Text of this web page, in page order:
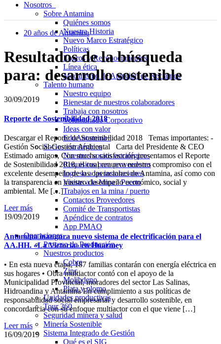
Nosotros
Sobre Antamina
Quiénes somos
Nuestra Historia
Nuevo Marco Estratégico
Políticas
Logros y Reconocimientos
Línea ética
Mecanismo de Atención de Reclamos
Talento humano
Nuestro equipo
Bienestar de nuestros colaboradores
Trabaja con nosotros
Voluntariado Corporativo
Ideas con valor
EduAntamina+
Socios estratégicos
Nuestros socios estratégicos
Requisitos para proveedores
Ingreso a las instalaciones
Visitas a la Mina / Puerto
Trabajos en la mina / puerto
Contactos Proveedores
Comité de Transportistas
Apéndice de contratos
App PMAO
Operaciones
Proceso de Producción
Nuestros productos
Cobre
Zinc
Molibdeno
Plata y plomo
Unidades productivas
Tour 360
Seguridad minera y salud
Minería Sostenible
Sistema Integrado de Gestión
Qué es el SIG
20 años de Antamina
Resultados de la búsqueda
para: desarrollo sostenible
30/09/2019
Reporte de Sostenibilidad 2018
Descargar el Reporte de Sostenibilidad 2018 Temas importantes: -
Gestión Social-Gestión Ambiental Carta del Presidente & CEO
Estimado amigos, Con mucha satisfacción presentamos el Reporte
de Sostenibilidad 2018, el cual renueva nuestro compromiso con el
excelente desempeño de las operaciones de Antamina, así como con
la transparencia en nuestro desempeño económico, social y
ambiental. Me […]
Leer más
19/09/2019
Antamina inaugura nuevo sistema de electrificación para el
AA.HH. «La Victoria» en Huarmey
• En esta nueva etapa, 187 familias contarán con energía eléctrica en
sus hogares • Obra multiactor contó con el apoyo de la
Municipalidad Provincial, moradores del sector Las Salinas,
Hidroandina y Antamina En cumplimiento a sus políticas de
responsabilidad social empresarial y desarrollo sostenible, en
concordancia con su enfoque multiactor con el que viene […]
Leer más
16/09/2019